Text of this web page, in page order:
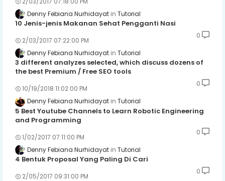
Denny Febiana Nurhidayat Tutorial
10 Jenis-jenis Makanan Sehat Pengganti Nasi
2/03/2017 07:22:00 PM
0
Denny Febiana Nurhidayat Tutorial
3 different analyzes selected, which discuss dozens of
the best Premium / Free SEO tools
10/19/2018 11:02:00 PM
0
Denny Febiana Nurhidayat Tutorial
5 Best Youtube Channels to Learn Robotic Engineering
and Programming
1/02/2017 07:11:00 PM
0
Denny Febiana Nurhidayat Tutorial
4 Bentuk Proposal Yang Paling Di Cari
2/05/2017 09:31:00 PM
0